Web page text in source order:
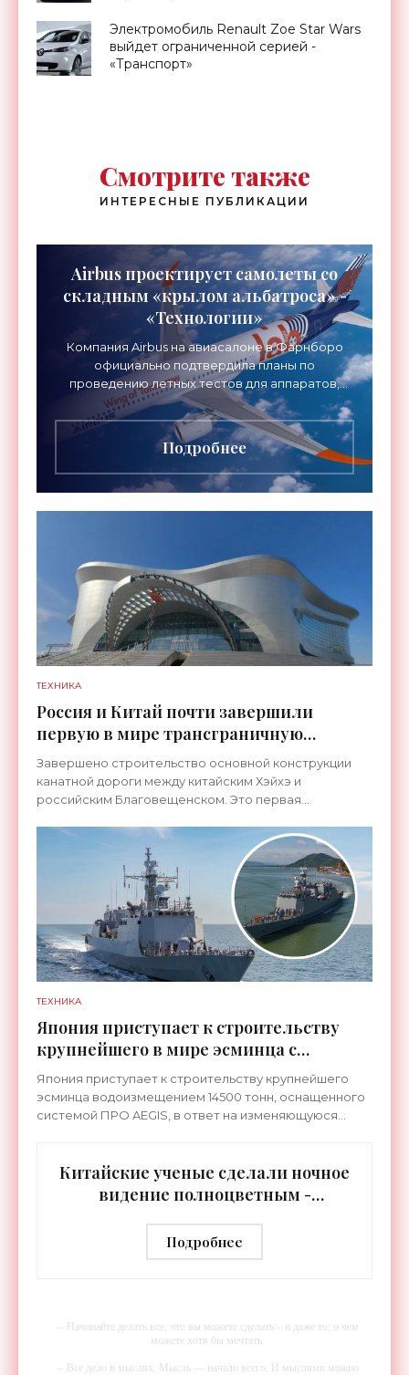
Электромобиль Renault Zoe Star Wars
выйдет ограниченной серией -
«Транспорт»
Смотрите также
ИНТЕРЕСНЫЕ ПУБЛИКАЦИИ
Airbus проектирует самолеты со
складным «крылом альбатроса» -
«Технологии»
Компания Airbus на авиасалоне в Фарнборо
официально подтвердила планы по
проведению летных тестов для аппаратов,
созданных в рамках нового проекта «Крыло
будущего». Цель разработки
Подробнее
ТЕХНИКА
Россия и Китай почти завершили
первую в мире трансграничную
канатную дорогу между двумя
странами - «Технологии»
Завершено строительство основной конструкции
канатной дороги между китайским Хэйхэ и
российским Благовещенском. Это первая
соединит не просто два города, а
ТЕХНИКА
Япония приступает к строительству
крупнейшего в мире эсминца с
системой ПРО AEGIS - «Оружие»
Япония приступает к строительству крупнейшего
эсминца водоизмещением 14500 тонн, оснащенного
системой ПРО AEGIS, в ответ на изменяющуюся
Китайские ученые сделали ночное
видение полноцветным -
Подробнее
-- Начинайте делать все, что вы можете сделать – и даже то, о чем
можете хотя бы мечтать.
-- Все дело в мыслях. Мысль — начало всего. И мыслями можно